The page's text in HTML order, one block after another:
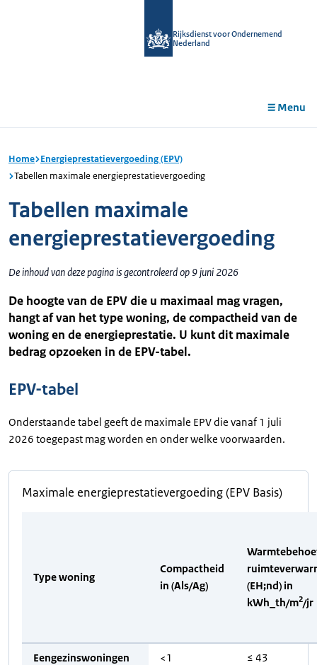
Rijksdienst voor Ondernemend
Nederland
Menu
Home Energieprestatievergoeding (EPV)
Tabellen maximale energieprestatievergoeding
Tabellen maximale
energieprestatievergoeding
De inhoud van deze pagina is gecontroleerd op 9 juni 2026
De hoogte van de EPV die u maximaal mag vragen,
hangt af van het type woning, de compactheid van de
woning en de energieprestatie. U kunt dit maximale
bedrag opzoeken in de EPV-tabel.
EPV-tabel
Onderstaande tabel geeft de maximale EPV die vanaf 1 juli
2026 toegepast mag worden en onder welke voorwaarden.
Maximale energieprestatievergoeding (EPV Basis)
Type woning
Compactheid
in (Als/Ag)
(EH;nd) in
kWh_th/m2/jr
Eengezinswoningen <1 ≤ 43